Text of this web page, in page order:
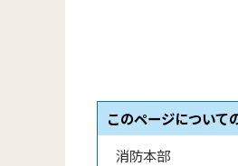
このページについて
消防本部